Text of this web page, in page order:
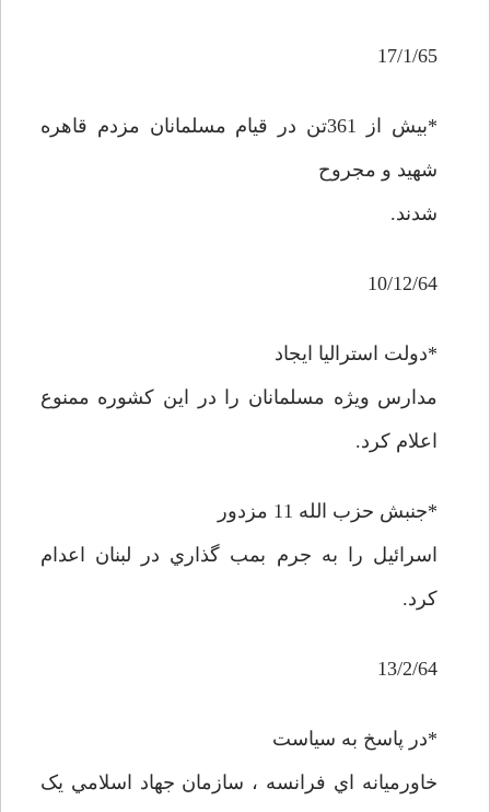
17/1/65
*بيش از 361تن در قيام مسلمانان مزدم قاهره
شهيد و مجروح
شدند.
10/12/64
*دولت استراليا ايجاد
مدارس ويژه مسلمانان را در اين کشوره ممنوع
اعلام کرد.
*جنبش حزب الله 11 مزدور
اسرائيل را به جرم بمب گذاري در لبنان اعدام
کرد.
13/2/64
*در پاسخ به سياست
خاورميانه اي فرانسه ، سازمان جهاد اسلامي يک